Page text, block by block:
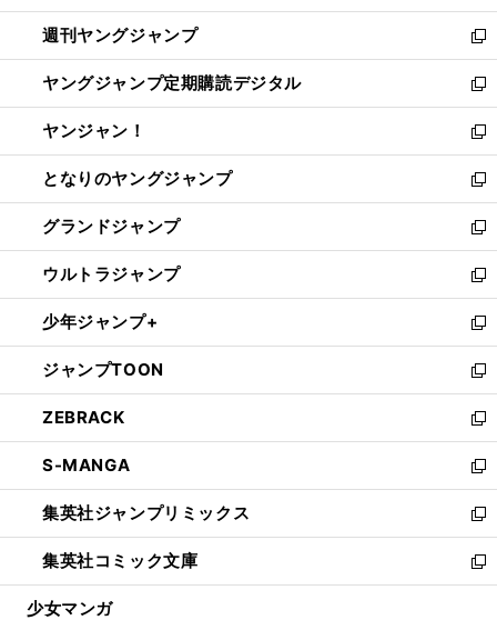
開
く
ウ
で
開
く
ン
ド
ウ
で
開
く
ウ
ィ
ン
ド
ウ
で
開
く
週刊ヤングジャンプ
新
し
い
ウ
ィ
ン
ド
ウ
で
開
く
ヤングジャンプ定期購読デジタル
新
し
い
ウ
ィ
ン
ド
ウ
で
開
く
ヤンジャン！
新
し
い
ウ
ィ
ン
ド
ウ
で
開
く
となりのヤングジャンプ
新
し
い
ウ
ィ
ン
ド
ウ
で
開
く
グランドジャンプ
新
し
い
ウ
ィ
ン
ド
ウ
で
開
く
ウルトラジャンプ
新
し
い
ウ
ィ
ン
ド
ウ
で
開
く
少年ジャンプ+
新
し
い
ウ
ィ
ン
ド
ウ
で
開
く
ジャンプTOON
新
し
い
ウ
ィ
ン
ド
ウ
で
開
ZEBRACK
新
し
い
ウ
ィ
ン
ド
ウ
S-MANGA
新
し
い
ウ
ィ
ン
集英社ジャンプリミックス
新
し
い
ウ
集英社コミック文庫
新
し
少女マンガ